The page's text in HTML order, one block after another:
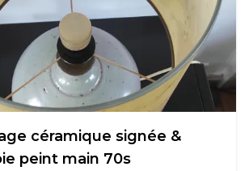
céramique signée &
peint main 70s